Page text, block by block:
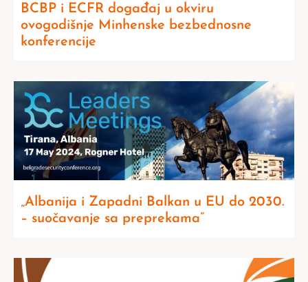
BCBP i ECFR događaj u okviru
ovogodišnje Minhenske bezbednosne
konferencije
„Albanija i Zapadni Balkan u EU do 2030.
– suočavanje sa preprekama”